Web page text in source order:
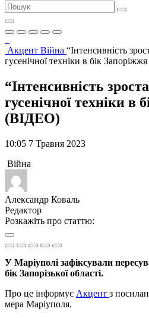
Акцент Війна “Інтенсивність
гусенічної техніки в бік
“Інтенсивність
гусенічної техніки в
(ВІДЕО)
10:05 7 Травня 2023
Війна
Александр Коваль
Редактор
Розкажіть про статтю:
У Маріуполі зафіксували
бік Запорізької області.
Про це інформує Акцент з
мера Маріуполя.